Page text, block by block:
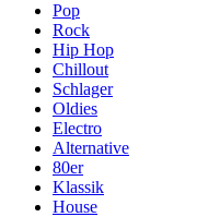
Pop
Rock
Hip Hop
Chillout
Schlager
Oldies
Electro
Alternative
80er
Klassik
House